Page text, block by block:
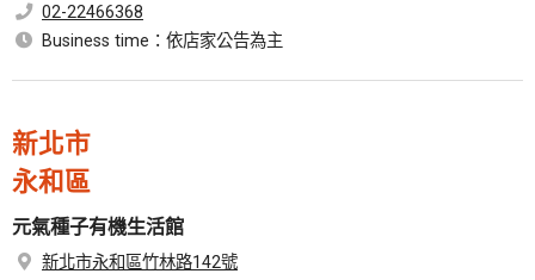
02-22466368
Business time：依店家公告為主
新北市
永和區
元氣種子有機生活館
新北市永和區竹林路142號